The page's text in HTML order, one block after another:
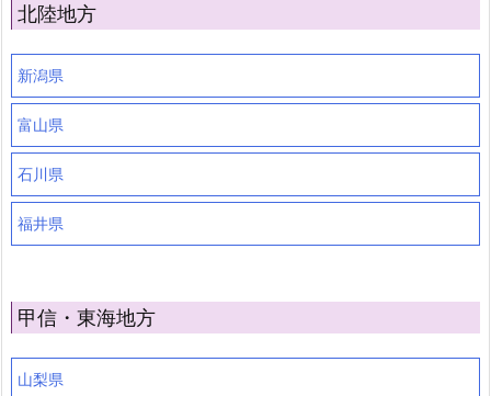
北陸地方
新潟県
富山県
石川県
福井県
甲信・東海地方
山梨県